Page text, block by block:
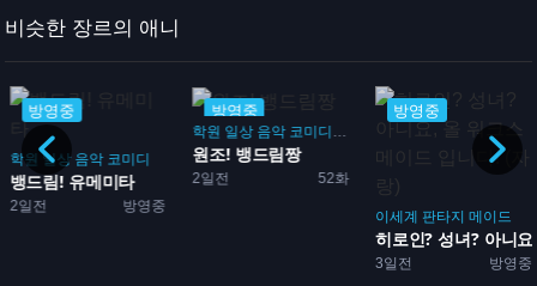
비슷한 장르의 애니
방영중
학원 일상 음악 코미디
2일전 방영중
뱅드림! 유메미타
방영중
학원 일상 음악 코미디 드라마
2일전 52화
원조! 뱅드림짱
방영중
이세계 판타지 메이드
3일전 방영중
히로인? 성녀? 아니